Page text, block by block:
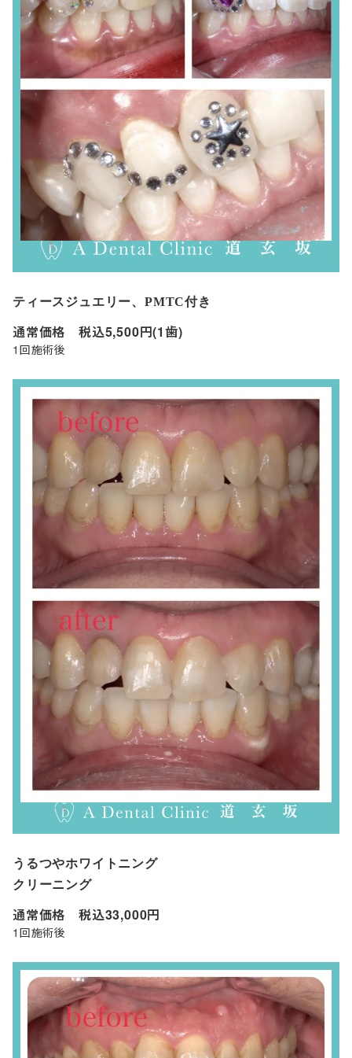
ティースジュエリー、PMTC付き
通常価格 税込5,500円(1歯)
1回施術後
うるつやホワイトニング
クリーニング
通常価格 税込33,000円
1回施術後